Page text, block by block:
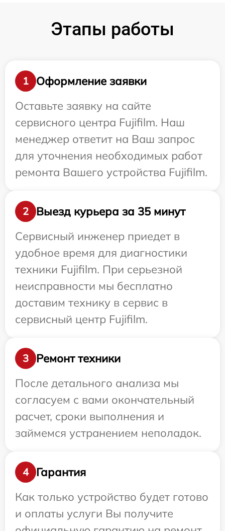
Этапы работы
1
Оформление заявки
Оставьте заявку на сайте
сервисного центра Fujifilm. Наш
менеджер ответит на Ваш запрос
для уточнения необходимых работ
ремонта Вашего устройства Fujifilm.
2
Выезд курьера за 35 минут
Сервисный инженер приедет в
удобное время для диагностики
техники Fujifilm. При серьезной
неисправности мы бесплатно
доставим технику в сервис в
сервисный центр Fujifilm.
3
Ремонт техники
После детального анализа мы
согласуем с вами окончательный
расчет, сроки выполнения и
займемся устранением неполадок.
4
Гарантия
Как только устройство будет готово
и оплаты услуги Вы получите